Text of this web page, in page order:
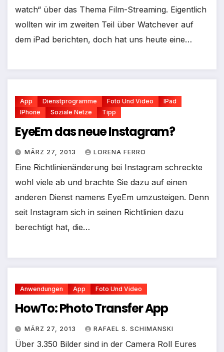
watch“ über das Thema Film-Streaming. Eigentlich
wollten wir im zweiten Teil über Watchever auf
dem iPad berichten, doch hat uns heute eine…
App Dienstprogramme Foto Und Video
IPad
IPhone
Soziale Netze Tipp
EyeEm das neue Instagram?
MÄRZ 27, 2013 LORENA FERRO
Eine Richtlinienänderung bei Instagram schreckte
wohl viele ab und brachte Sie dazu auf einen
anderen Dienst namens EyeEm umzusteigen. Denn
seit Instagram sich in seinen Richtlinien dazu
berechtigt hat, die…
Anwendungen App Foto Und Video
HowTo: Photo Transfer App
MÄRZ 27, 2013 RAFAEL S. SCHIMANSKI
Über 3.350 Bilder sind in der Camera Roll Eures